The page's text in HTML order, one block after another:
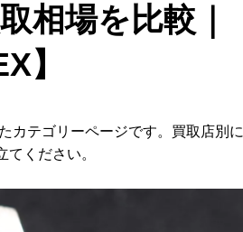
相場を比較｜
】
カテゴリーページです。買取店別に
ください。